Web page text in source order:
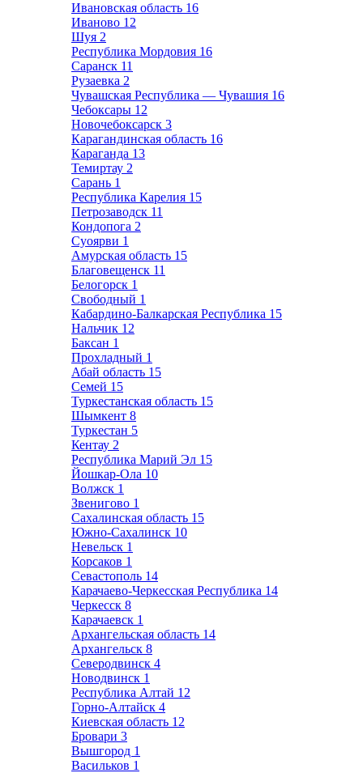
Ивановская область 16
Иваново 12
Шуя 2
Республика Мордовия 16
Саранск 11
Рузаевка 2
Чувашская Республика — Чувашия 16
Чебоксары 12
Новочебоксарск 3
Карагандинская область 16
Караганда 13
Темиртау 2
Сарань 1
Республика Карелия 15
Петрозаводск 11
Кондопога 2
Суоярви 1
Амурская область 15
Благовещенск 11
Белогорск 1
Свободный 1
Кабардино-Балкарская Республика 15
Нальчик 12
Баксан 1
Прохладный 1
Абай область 15
Семей 15
Туркестанская область 15
Шымкент 8
Туркестан 5
Кентау 2
Республика Марий Эл 15
Йошкар-Ола 10
Волжск 1
Звенигово 1
Сахалинская область 15
Южно-Сахалинск 10
Невельск 1
Корсаков 1
Севастополь 14
Карачаево-Черкесская Республика 14
Черкесск 8
Карачаевск 1
Архангельская область 14
Архангельск 8
Северодвинск 4
Новодвинск 1
Республика Алтай 12
Горно-Алтайск 4
Киевская область 12
Бровари 3
Вышгород 1
Васильков 1